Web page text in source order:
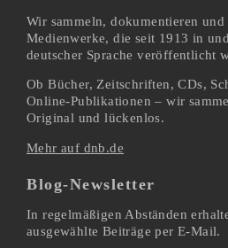
Wir sammeln, dokumentieren
Medienwerke, die seit 1913 in
deutscher Sprache veröffentlicht
Ob Bücher, Zeitschriften, CDs,
Online-Publikationen – wir
Original und lückenlos.
Mehr auf dnb.de
Blog-Newsletter
In regelmäßigen Abständen
ausgewählte Beiträge per E-Mail.